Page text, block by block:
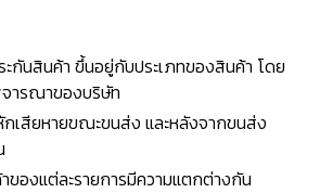
กันสินค้า ขึ้นอยู่กับประเภทของสินค้า โดย
ารณาของบริษัท
เสียหายขณะขนส่ง และหลังจากขนส่ง
ของแต่ละรายการมีความแตกต่างกัน